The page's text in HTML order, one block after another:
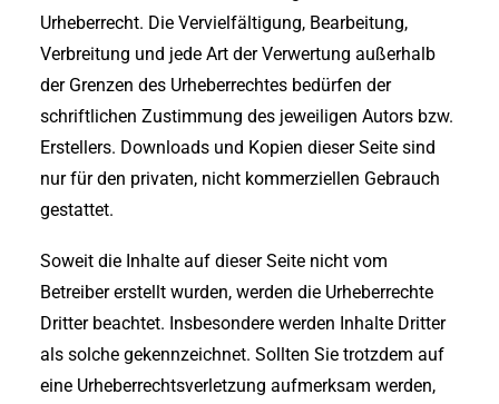
Urheberrecht. Die Vervielfältigung, Bearbeitung,
Verbreitung und jede Art der Verwertung außerhalb
der Grenzen des Urheberrechtes bedürfen der
schriftlichen Zustimmung des jeweiligen Autors bzw.
Erstellers. Downloads und Kopien dieser Seite sind
nur für den privaten, nicht kommerziellen Gebrauch
gestattet.
Soweit die Inhalte auf dieser Seite nicht vom
Betreiber erstellt wurden, werden die Urheberrechte
Dritter beachtet. Insbesondere werden Inhalte Dritter
als solche gekennzeichnet. Sollten Sie trotzdem auf
eine Urheberrechtsverletzung aufmerksam werden,